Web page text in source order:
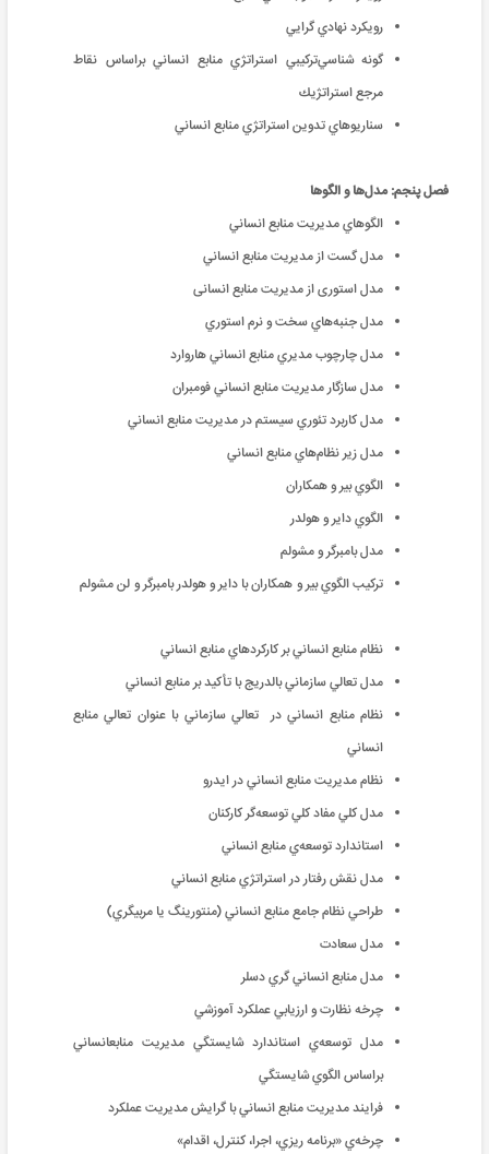
رويكرد نهادي گرايي
گونه شناسي‌تركيبي استراتژي منابع انساني براساس نقاط
مرجع استراتژيك
سناريوهاي تدوين استراتژي منابع انساني
فصل پنجم: مدل‌ها و الگوها
الگوهاي مديريت منابع انساني
مدل گست از مديريت منابع انساني
مدل استوری از مدیریت ‌منابع‌ انسانی
مدل جنبه‌‌هاي سخت و نرم استوري
مدل چارچوب مديري منابع انساني ‌هاروارد
مدل سازگار مديريت منابع انساني فومبران
مدل كاربرد تئوري سيستم در مديريت منابع انساني
مدل زير نظام‌‌هاي منابع انساني
الگوي بير و همكاران
الگوي داير و هولدر
مدل بامبرگر و مشولم
‌تركيب الگوي بير و همكاران با داير و هولدر بامبرگر و لن مشولم
نظام منابع انساني بر كاركردهاي منابع انساني
مدل تعالي سازماني بالدريج با تأکید بر منابع انساني
نظام منابع انساني در تعالي سازماني با عنوان تعالي منابع
انساني
نظام مديريت منابع انساني در ايدرو
مدل كلي مفاد كلي توسعه‌‌گر كاركنان
استاندارد توسعه‌‌ي منابع انساني
مدل نقش رفتار در استراتژي منابع انساني
طراحي نظام جامع منابع انساني (منتورينگ يا مربيگري)
مدل سعادت
مدل منابع انساني گري دسلر
چرخه نظارت و ارزيابي عملكرد آموزشي
مدل توسعه‌‌ي استاندارد شايستگي مديريت منابعانساني
براساس الگوي شايستگي
فرايند مديريت منابع انساني با گرايش مديريت عملكرد
چرخه‌‌ي «برنامه ريزي، اجرا، كنترل، اقدام»